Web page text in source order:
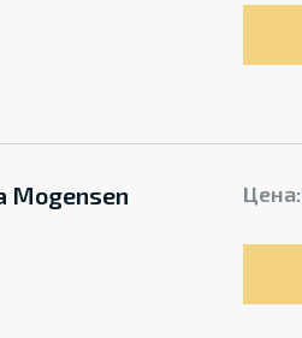
Mogensen
Цена: